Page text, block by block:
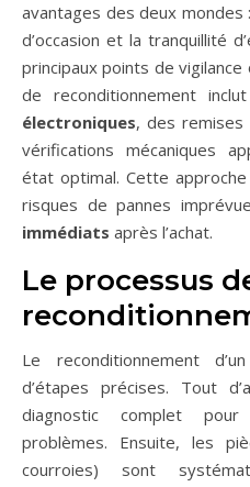
avantages des deux mondes
d’occasion et la tranquillité
principaux points de
de reconditionnement
électroniques, des
vérifications mécaniques
état optimal. Cette
risques de pannes
immédiats après l’achat.
Le processus
Le reconditionnement
d’étapes précises. Tout
diagnostic complet
problèmes. Ensuite, les
courroies) sont